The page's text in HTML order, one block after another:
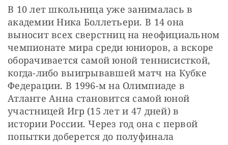
В 10 лет школьница уже занималась в
академии Ника Боллетьери. В 14 она
выносит всех сверстниц на неофициальном
чемпионате мира среди юниоров, а вскоре
оборачивается самой юной теннисисткой,
когда-либо выигрывавшей матч на Кубке
Федерации. В 1996-м на Олимпиаде в
Атланте Анна становится самой юной
участницей Игр (15 лет и 47 дней) в
истории России. Через год она с первой
попытки доберется до полуфинала